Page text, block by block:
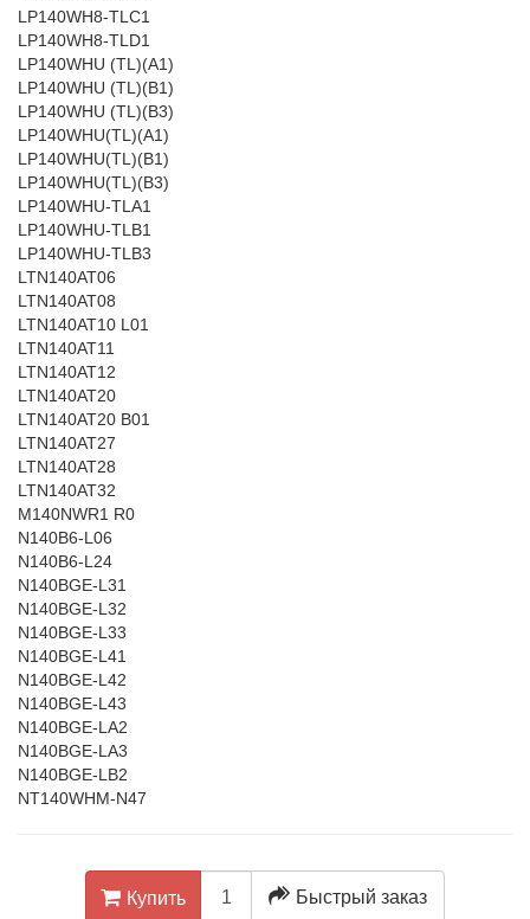
LP140WH8-TLC1
LP140WH8-TLD1
LP140WHU (TL)(A1)
LP140WHU (TL)(B1)
LP140WHU (TL)(B3)
LP140WHU(TL)(A1)
LP140WHU(TL)(B1)
LP140WHU(TL)(B3)
LP140WHU-TLA1
LP140WHU-TLB1
LP140WHU-TLB3
LTN140AT06
LTN140AT08
LTN140AT10 L01
LTN140AT11
LTN140AT12
LTN140AT20
LTN140AT20 B01
LTN140AT27
LTN140AT28
LTN140AT32
M140NWR1 R0
N140B6-L06
N140B6-L24
N140BGE-L31
N140BGE-L32
N140BGE-L33
N140BGE-L41
N140BGE-L42
N140BGE-L43
N140BGE-LA2
N140BGE-LA3
N140BGE-LB2
NT140WHM-N47
Купить Быстрый заказ